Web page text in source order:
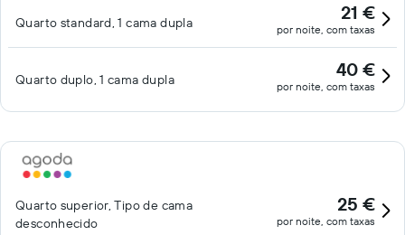
Quarto standard, 1 cama dupla 21 €
por noite, com taxas
Quarto duplo, 1 cama dupla 40 €
por noite, com taxas
Quarto superior, Tipo de cama
desconhecido
25 €
por noite, com taxas